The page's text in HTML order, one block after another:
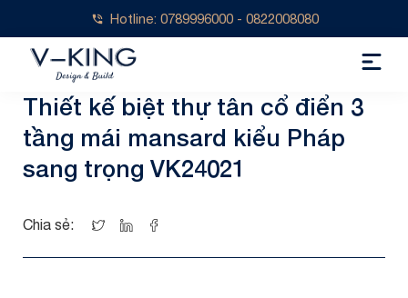
Hotline: 0789996000 - 0822008080
Thiết kế biệt thự tân cổ điển 3
tầng mái mansard kiểu Pháp
sang trọng VK24021
Chia sẻ: